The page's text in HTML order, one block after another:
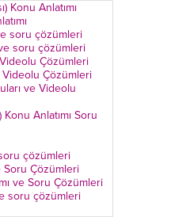
Konu Anlatımı
soru çözümleri
ve soru çözümleri
Çözümleri
Çözümleri
ve Videolu
Anlatımı Soru
çözümleri
Soru Çözümleri
ve Soru Çözümleri
soru çözümleri